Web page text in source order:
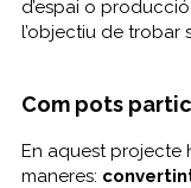
d’espai o
l’objectiu de trobar
Com pots
En aquest projecte
maneres: